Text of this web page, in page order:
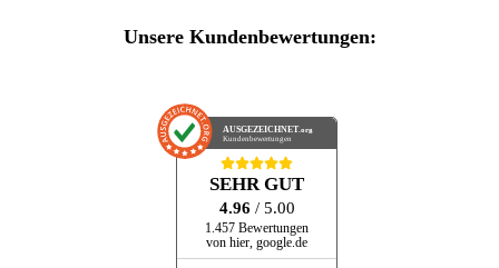
Unsere Kundenbewertungen:
AUSGEZEICHNET .org
Kundenbewertungen
SEHR GUT
4.96 / 5.00
1.457 Bewertungen
von hier, google.de